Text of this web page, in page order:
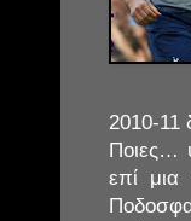
2010-11
Ποιες…
επί μια